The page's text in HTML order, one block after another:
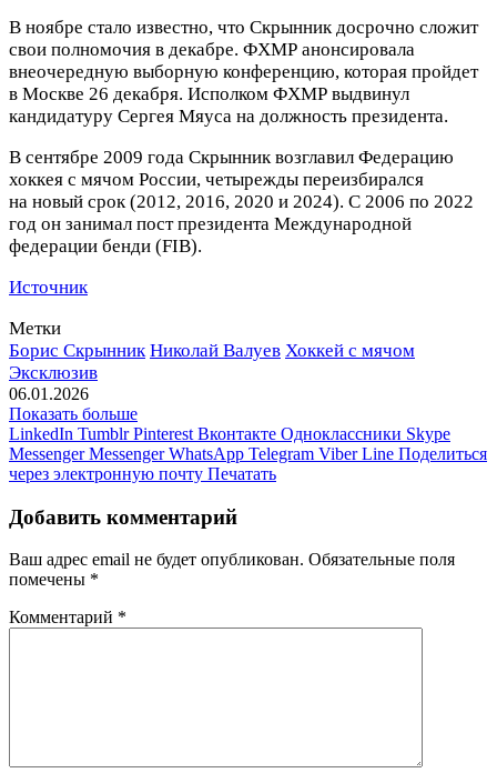
В ноябре стало известно, что Скрынник досрочно сложит
свои полномочия в декабре. ФХМР анонсировала
внеочередную выборную конференцию, которая пройдет
в Москве 26 декабря. Исполком ФХМР выдвинул
кандидатуру Сергея Мяуса на должность президента.
В сентябре 2009 года Скрынник возглавил Федерацию
хоккея с мячом России, четырежды переизбирался
на новый срок (2012, 2016, 2020 и 2024). С 2006 по 2022
год он занимал пост президента Международной
федерации бенди (FIB).
Источник
Метки
Борис Скрынник Николай Валуев Хоккей с мячом
Эксклюзив
06.01.2026
Показать больше
LinkedIn Tumblr Pinterest Вконтакте Одноклассники Skype
Messenger Messenger WhatsApp Telegram Viber Line Поделиться
через электронную почту Печатать
Добавить комментарий
Ваш адрес email не будет опубликован. Обязательные поля
помечены *
Комментарий *